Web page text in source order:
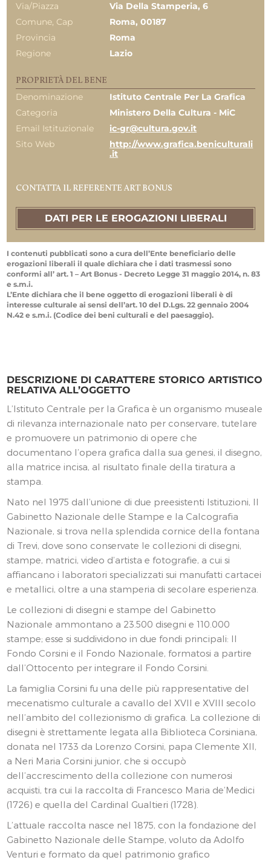
Via/Piazza
Via Della Stamperia, 6
Comune, Cap
Roma, 00187
Provincia
Roma
Regione
Lazio
PROPRIETÀ DEL BENE
Denominazione
Istituto Centrale Per La Grafica
Categoria
Ministero Della Cultura - MiC
Email Istituzionale
ic-gr@cultura.gov.it
Sito Web
http://www.grafica.beniculturali
.it
CONTATTA IL REFERENTE ART BONUS
DATI PER LE EROGAZIONI LIBERALI
I contenuti pubblicati sono a cura dell’Ente beneficiario delle
erogazioni liberali il quale dichiara che i dati trasmessi sono
conformi all’ art. 1 – Art Bonus - Decreto Legge 31 maggio 2014, n. 83
e s.m.i.
L’Ente dichiara che il bene oggetto di erogazioni liberali è di
interesse culturale ai sensi dell’art. 10 del D.Lgs. 22 gennaio 2004
N.42 e s.m.i. (Codice dei beni culturali e del paesaggio).
DESCRIZIONE DI CARATTERE STORICO ARTISTICO
RELATIVA ALL’OGGETTO
L’Istituto Centrale per la Grafica è un organismo museale
di rilevanza internazionale nato per conservare, tutelare
e promuovere un patrimonio di opere che
documentano l’opera grafica dalla sua genesi, il disegno,
alla matrice incisa, al risultato finale della tiratura a
stampa.
Nato nel 1975 dall’unione di due preesistenti Istituzioni, Il
Gabinetto Nazionale delle Stampe e la Calcografia
Nazionale, si trova nella splendida cornice della fontana
di Trevi, dove sono conservate le collezioni di disegni,
stampe, matrici, video d’artista e fotografie, a cui si
affiancano i laboratori specializzati sui manufatti cartacei
e metallici, oltre a una stamperia di secolare esperienza.
Le collezioni di disegni e stampe del Gabinetto
Nazionale ammontano a 23.500 disegni e 110.000
stampe; esse si suddividono in due fondi principali: Il
Fondo Corsini e il Fondo Nazionale, formatosi a partire
dall’Ottocento per integrare il Fondo Corsini.
La famiglia Corsini fu una delle più rappresentative del
mecenatismo culturale a cavallo del XVII e XVIII secolo
nell’ambito del collezionismo di grafica. La collezione di
disegni è strettamente legata alla Biblioteca Corsiniana,
donata nel 1733 da Lorenzo Corsini, papa Clemente XII,
a Neri Maria Corsini junior, che si occupò
dell’accrescimento della collezione con numerosi
acquisti, tra cui la raccolta di Francesco Maria de’Medici
(1726) e quella del Cardinal Gualtieri (1728).
L’attuale raccolta nasce nel 1875, con la fondazione del
Gabinetto Nazionale delle Stampe, voluto da Adolfo
Venturi e formato da quel patrimonio grafico